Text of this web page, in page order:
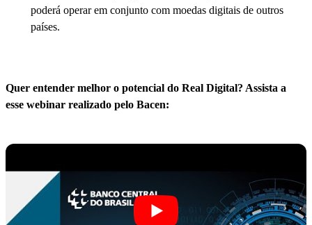
poderá operar em conjunto com moedas digitais de outros
países.
Quer entender melhor o potencial do Real Digital? Assista a
esse webinar realizado pelo Bacen: